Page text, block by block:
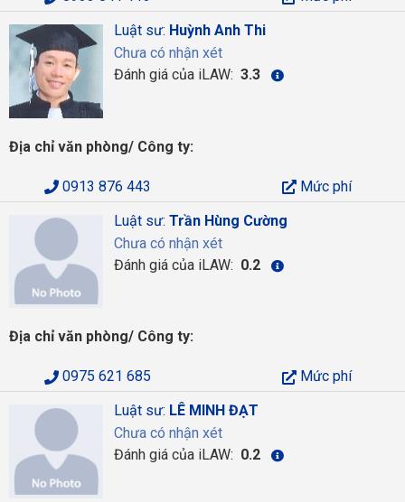
Luật sư: Huỳnh Anh Thi
Chưa có nhận xét
Đánh giá của iLAW: 3.3
Địa chỉ văn phòng/ Công ty:
0913 876 443
Mức phí
Luật sư: Trần Hùng Cường
Chưa có nhận xét
Đánh giá của iLAW: 0.2
Địa chỉ văn phòng/ Công ty:
0975 621 685
Mức phí
Luật sư: LÊ MINH ĐẠT
Chưa có nhận xét
Đánh giá của iLAW: 0.2